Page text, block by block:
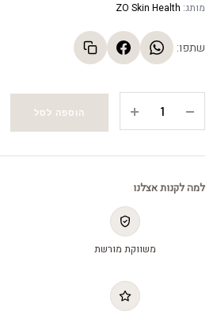
מותג: ZO Skin Health
שתפו:
Complex
סרום
quantity
הוספה לסל
למה לקנות אצלנו
משווקת מורשת